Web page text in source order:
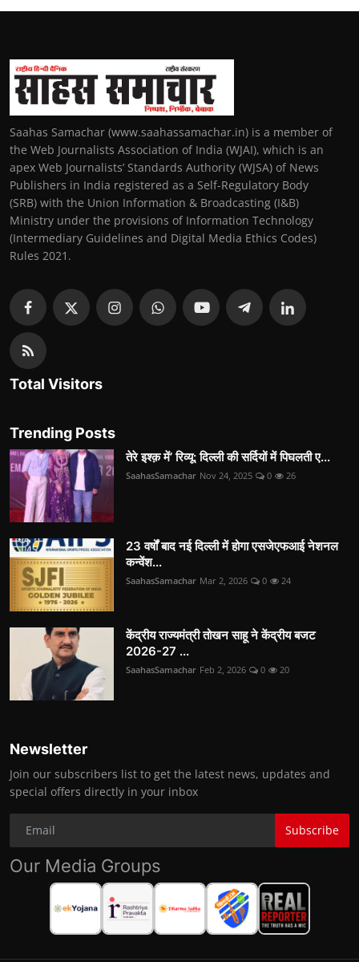
Saahas Samachar (www.saahassamachar.in) is a member of
the Web Journalists Association of India (WJAI), which is an
apex Web Journalists’ Standards Authority (WJSA) of News
Publishers in India registered as a Self-Regulatory Body
(SRB) with the Union Information & Broadcasting (I&B)
Ministry under the provisions of Information Technology
(Intermediary Guidelines and Digital Media Ethics Codes)
Rules 2021.
Total Visitors
Trending Posts
तेरे इश्क़ में’ रिव्यू: दिल्ली की सर्दियों में पिघलती ए...
SaahasSamachar Nov 24, 2025 0 26
23 वर्षों बाद नई दिल्ली में होगा एसजेएफआई नेशनल
कन्वेंश...
SaahasSamachar Mar 2, 2026 0 24
केंद्रीय राज्यमंत्री तोखन साहू ने केंद्रीय बजट
2026-27 ...
SaahasSamachar Feb 2, 2026 0 20
Newsletter
Join our subscribers list to get the latest news, updates and
special offers directly in your inbox
Subscribe
Our Media Groups